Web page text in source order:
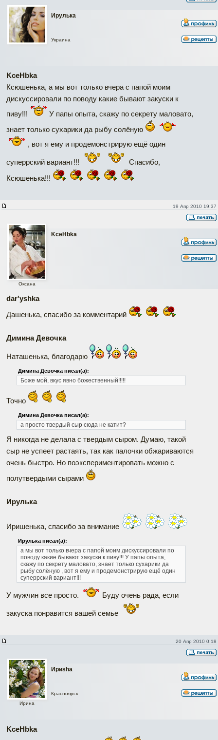
Ирулька
Украина
KceHbka
Ксюшенька, а мы вот только вчера с папой моим
дискуссировали по поводу какие бывают закуски к
пиву!!!
У папы опыта, скажу по секрету маловато,
знает только сухарики да рыбу солёную
, вот я ему и продемонстрирую ещё один
суперрский вариант!!!
Спасибо,
Ксюшенька!!!
19 Апр 2010 19:37
KceHbka
Оксана
dar'yshka
Дашенька, спасибо за комментарий
Димина Девочка
Наташенька, благодарю
Димина Девочка писал(а):
Боже мой, вкус явно божественный!!!!!
Точно
Димина Девочка писал(а):
а просто твердый сыр сюда не катит?
Я никогда не делала с твердым сыром. Думаю, такой
сыр не успеет растаять, так как палочки обжариваются
очень быстро. Но поэкспериментировать можно с
полутвердыми сырами
Ирулька
Иришенька, спасибо за внимание
Ирулька писал(а):
а мы вот только вчера с папой моим дискуссировали по
поводу какие бывают закуски к пиву!!! У папы опыта,
скажу по секрету маловато, знает только сухарики да
рыбу солёную , вот я ему и продемонстрирую ещё один
суперрский вариант!!!
У мужчин все просто. Буду очень рада, если
закуска понравится вашей семье
20 Апр 2010 0:18
Ириshа
Ирина
Красноярск
KceHbka